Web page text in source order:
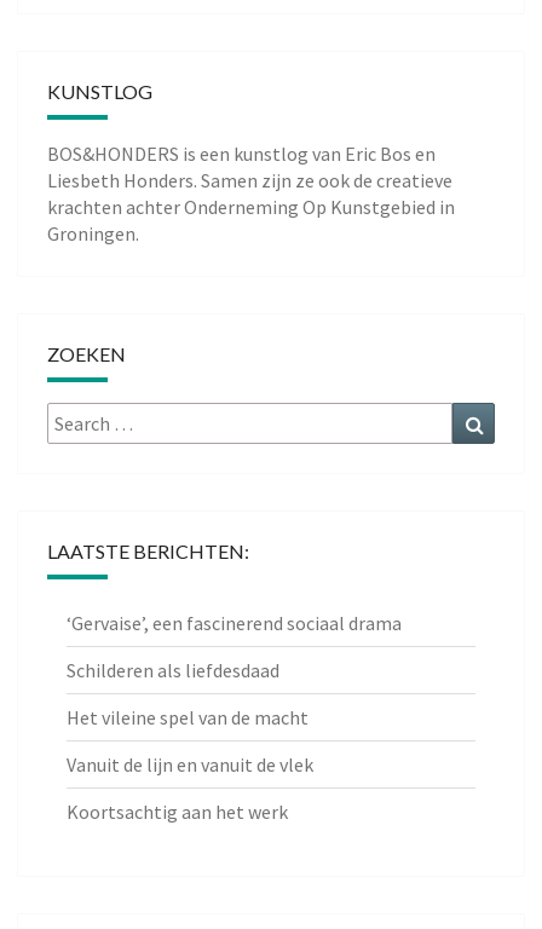
KUNSTLOG
BOS&HONDERS is een kunstlog van Eric Bos en
Liesbeth Honders. Samen zijn ze ook de creatieve
krachten achterOnderneming Op Kunstgebied in
Groningen.
ZOEKEN
Search
for:
LAATSTE BERICHTEN:
‘Gervaise’, een fascinerend sociaal drama
Schilderen als liefdesdaad
Het vileine spel van de macht
Vanuit de lijn en vanuit de vlek
Koortsachtig aan het werk